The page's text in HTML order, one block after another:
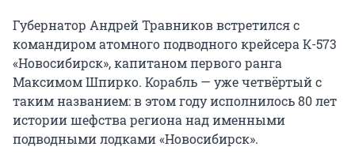
Губернатор Андрей Травников встретился с
командиром атомного подводного крейсера К-573
«Новосибирск», капитаном первого ранга
Максимом Шпирко. Корабль — уже четвёртый с
таким названием: в этом году исполнилось 80 лет
истории шефства региона над именными
подводными лодками «Новосибирск».